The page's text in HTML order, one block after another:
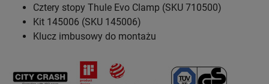
Cztery stopy Thule Evo Clamp (SKU 710500)
Kit 145006 (SKU 145006)
Klucz imbusowy do montażu